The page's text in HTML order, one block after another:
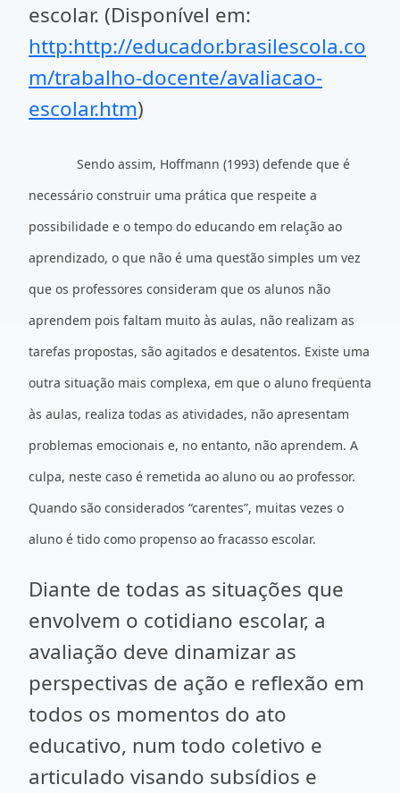
escolar. (Disponível em:
http:http://educador.brasilescola.co
m/trabalho-docente/avaliacao-
escolar.htm)
Sendo assim, Hoffmann (1993) defende que é
necessário construir uma prática que respeite a
possibilidade e o tempo do educando em relação ao
aprendizado, o que não é uma questão simples um vez
que os professores consideram que os alunos não
aprendem pois faltam muito às aulas, não realizam as
tarefas propostas, são agitados e desatentos. Existe uma
outra situação mais complexa, em que o aluno freqüenta
às aulas, realiza todas as atividades, não apresentam
problemas emocionais e, no entanto, não aprendem. A
culpa, neste caso é remetida ao aluno ou ao professor.
Quando são considerados “carentes”, muitas vezes o
aluno é tido como propenso ao fracasso escolar.
Diante de todas as situações que
envolvem o cotidiano escolar, a
avaliação deve dinamizar as
perspectivas de ação e reflexão em
todos os momentos do ato
educativo, num todo coletivo e
articulado visando subsídios e